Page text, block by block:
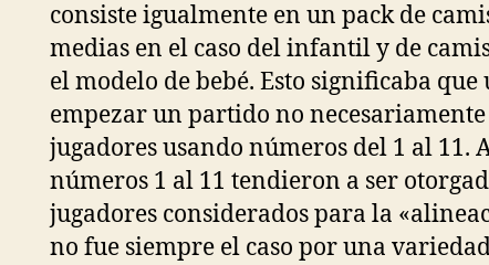
consiste igualmente en un pack de
medias en el caso del infantil y de
el modelo de bebé. Esto significaba
empezar un partido no
jugadores usando números del 1 al 11.
números 1 al 11 tendieron a ser
jugadores considerados para la
no fue siempre el caso por una